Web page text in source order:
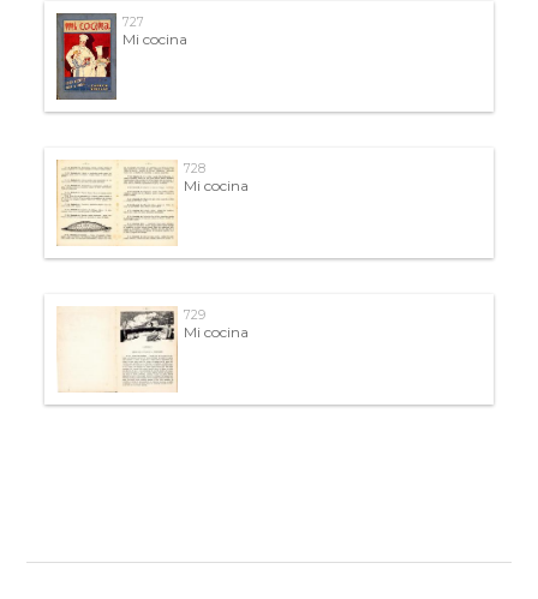
727
Mi cocina
728
Mi cocina
729
Mi cocina